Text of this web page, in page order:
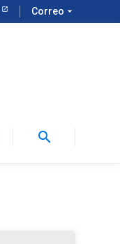
Correo arrow_drop_down
search